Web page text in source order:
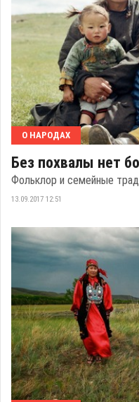
О НАРОДАХ
Без похвалы нет
Фольклор и семейные
13.09.2017 12:51